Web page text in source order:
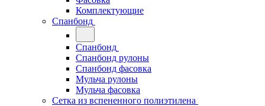
Комплектующие
Спанбонд
Спанбонд
Спанбонд рулоны
Спанбонд фасовка
Мульча рулоны
Мульча фасовка
Сетка из вспененного полиэтилена